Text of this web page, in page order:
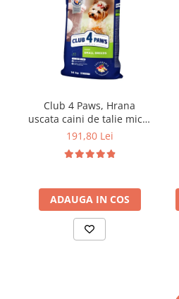
Club 4 Paws, Hrana
uscata caini de talie mica,
pui, 14kg
191,80 Lei
ADAUGA IN COS